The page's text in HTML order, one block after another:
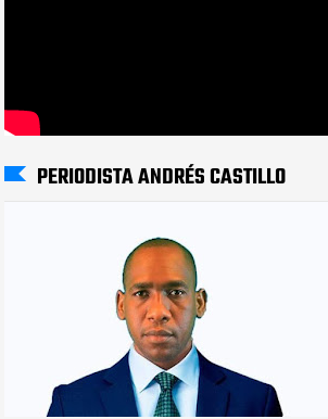
PERIODISTA ANDRÉS CASTILLO